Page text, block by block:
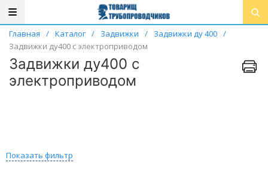
Главная / Каталог / Задвижки / Задвижки ду 400 /
Задвижки ду400 с электроприводом
Задвижки ду400 с
электроприводом
Показать фильтр